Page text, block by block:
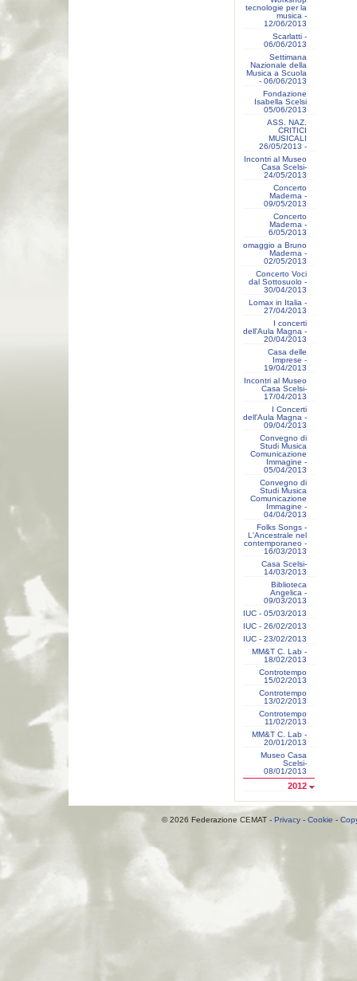
tecnologie per la
musica -
12/06/2013
Scarlatti -
06/06/2013
Settimana
Nazionale della
Musica a Scuola
- 06/06/2013
Fondazione
Isabella Scelsi
05/06/2013
ASS. NAZ.
CRITICI
MUSICALI
26/05/2013 -
Incontri al Museo
Casa Scelsi-
24/05/2013
Concerto
Maderna -
09/05/2013
Concerto
Maderna -
6/05/2013
omaggio a Bruno
Maderna -
02/05/2013
Concerto Voci
dal Sottosuolo -
30/04/2013
Lomax in Italia -
27/04/2013
I concerti
dell'Aula Magna -
20/04/2013
Casa delle
Imprese -
19/04/2013
Incontri al Museo
Casa Scelsi-
17/04/2013
I Concerti
dell'Aula Magna -
09/04/2013
Convegno di
Studi Musica
Comunicazione
Immagine -
05/04/2013
Convegno di
Studi Musica
Comunicazione
Immagine -
04/04/2013
Folks Songs -
L'Ancestrale nel
contemporaneo -
16/03/2013
Casa Scelsi-
14/03/2013
Biblioteca
Angelica -
09/03/2013
IUC - 05/03/2013
IUC - 26/02/2013
IUC - 23/02/2013
MM&T C. Lab -
18/02/2013
Controtempo
15/02/2013
Controtempo
13/02/2013
Controtempo
11/02/2013
MM&T C. Lab -
20/01/2013
Museo Casa
Scelsi-
08/01/2013
2012
© 2026 Federazione CEMAT - Privacy - Cookie -